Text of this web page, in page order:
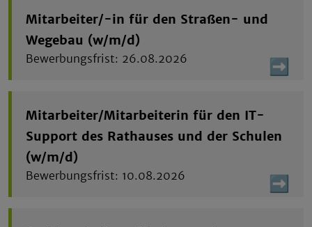
Mitarbeiter/-in für den Straßen- und
Wegebau (w/m/d)
26.08.2026
Mitarbeiter/Mitarbeiterin für den IT-
Support des Rathauses und der Schulen
(w/m/d)
10.08.2026